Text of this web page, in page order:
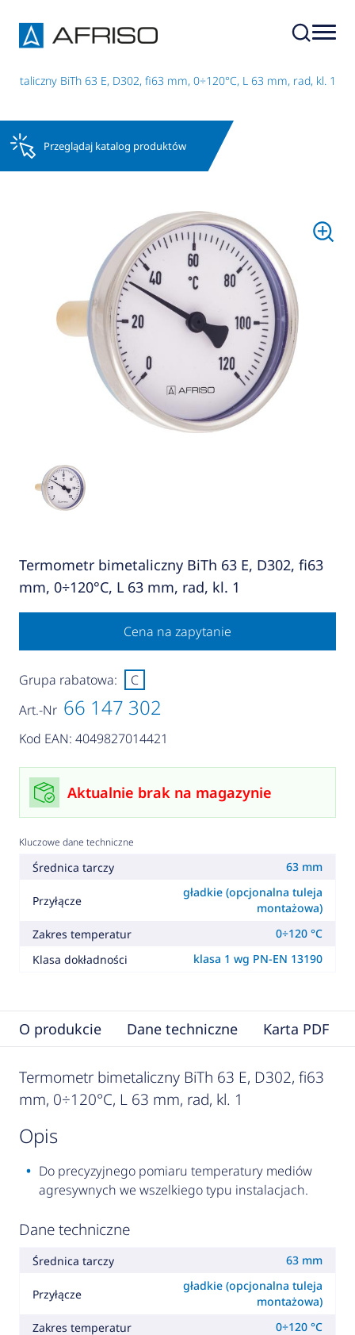
BiTh 63 E, D302, fi63 mm, 0÷120°C, L 63 mm, rad, kl. 1
Przeglądaj katalog produktów
Termometr bimetaliczny BiTh 63 E, D302, fi63
mm, 0÷120°C, L 63 mm, rad, kl. 1
Cena na zapytanie
Art.-Nr 66 147 302
Kod EAN: 4049827014421
Grupa rabatowa: C
Aktualnie brak na magazynie
Kluczowe dane techniczne
Średnica tarczy 63 mm
Przyłącze
gładkie (opcjonalna tuleja
montażowa)
Zakres temperatur
0÷120 °C
Klasa dokładności
klasa 1 wg PN-EN 13190
O produkcie Dane techniczne Karta PDF
Termometr bimetaliczny BiTh 63 E, D302, fi63
mm, 0÷120°C, L 63 mm, rad, kl. 1
opis
Do precyzyjnego pomiaru temperatury mediów
agresywnych we wszelkiego typu instalacjach.
Dane techniczne
Średnica tarczy 63 mm
Przyłącze
gładkie (opcjonalna tuleja
montażowa)
Zakres temperatur
0÷120 °C